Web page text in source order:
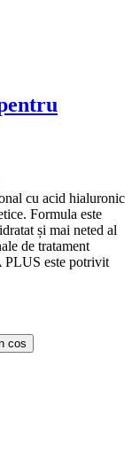
cu acid hialuronic
Formula este
și mai neted al
de tratament
PLUS este potrivit
cos